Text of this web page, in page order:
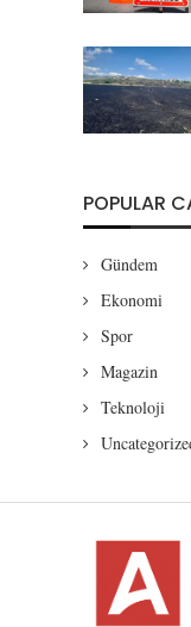
POPULAR
Gündem
Ekonomi
Spor
Magazin
Teknoloji